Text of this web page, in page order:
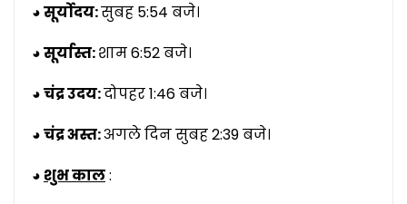
◕ सूर्योदय:सुबह 5:54 बजे।
◕ सूर्यास्त:शाम 6:52 बजे।
◕ चंद्र उदय:दोपहर 1:46 बजे।
◕ चंद्र अस्त:अगले दिन सुबह 2:39 बजे।
◕ शुभ काल: